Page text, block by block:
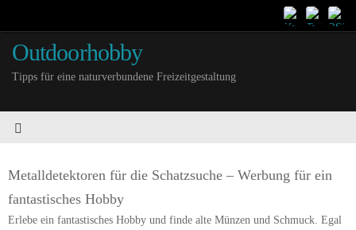
Outdoorhobby
Tipps für eine naturverbundene Freizeitgestaltung
Metalldetektoren für die Schatzsuche – Werbung für ein
fantastisches Hobby
Erlebe ein fantastisches Hobby und finde alte Münzen und Schmuck. Egal